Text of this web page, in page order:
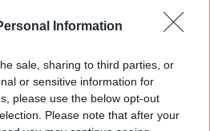
Information
sale, sharing to third parties, or
or sensitive information for
please use the below opt-out
Please note that after your
11:03